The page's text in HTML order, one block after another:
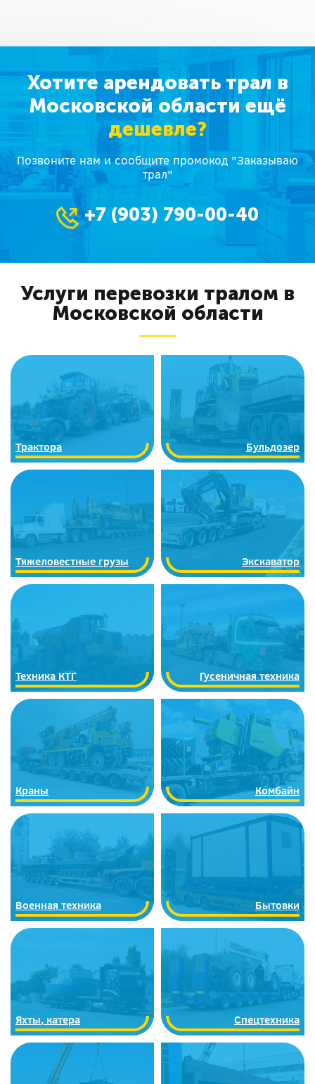
Хотите арендовать трал в
Московской области ещё
дешевле?
Позвоните нам и сообщите промокод "Заказываю
трал"
+7 (903) 790-00-40
Услуги перевозки тралом в
Московской области
Трактора Бульдозер
Тяжеловестные грузы Экскаватор
Техника КТГ Гусеничная техника
Краны Комбайн
Военная техника Бытовки
Яхты, катера Спецтехника